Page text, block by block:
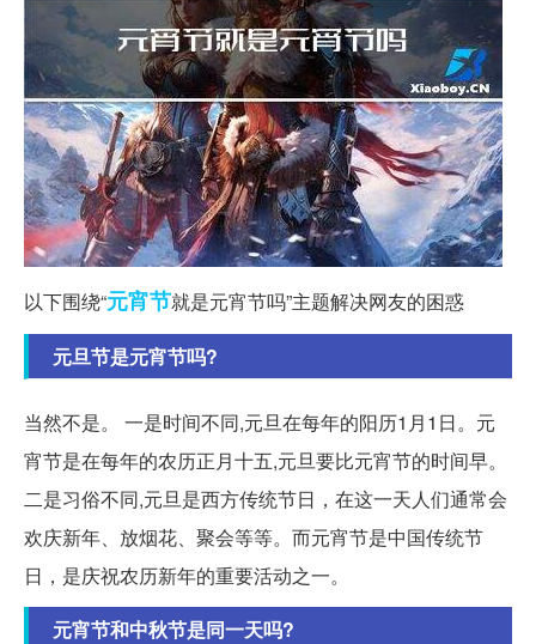
以下围绕“元宵节就是元宵节吗”主题解决网友的困惑
元旦节是元宵节吗?
当然不是。 一是时间不同,元旦在每年的阳历1月1日。元
宵节是在每年的农历正月十五,元旦要比元宵节的时间早。
二是习俗不同,元旦是西方传统节日，在这一天人们通常会
欢庆新年、放烟花、聚会等等。而元宵节是中国传统节
日，是庆祝农历新年的重要活动之一。
元宵节和中秋节是同一天吗?